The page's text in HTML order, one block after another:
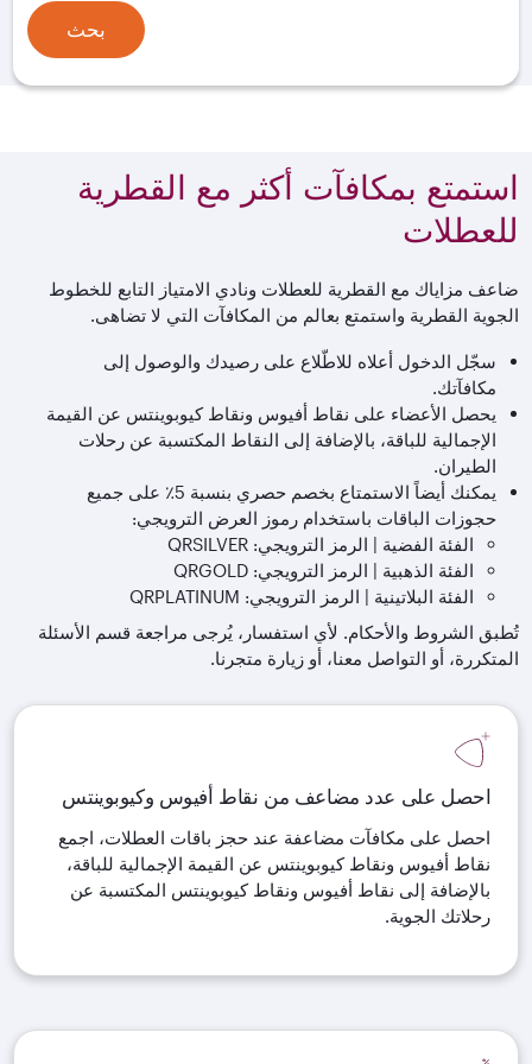
بحث
استمتع بمكافآت أكثر مع القطرية
للعطلات
ضاعف مزاياك مع القطرية للعطلات ونادي الامتياز التابع للخطوط
الجوية القطرية واستمتع بعالم من المكافآت التي لا تضاهى.
سجّل الدخول أعلاه للاطّلاع على رصيدك والوصول إلى
مكافآتك.
يحصل الأعضاء على نقاط أفيوس ونقاط كيوبوينتس عن القيمة
الإجمالية للباقة، بالإضافة إلى النقاط المكتسبة عن رحلات
الطيران.
يمكنك أيضاً الاستمتاع بخصم حصري بنسبة 5٪ على جميع
حجوزات الباقات باستخدام رموز العرض الترويجي:
الفئة الفضية | الرمز الترويجي: QRSILVER
الفئة الذهبية | الرمز الترويجي: QRGOLD
الفئة البلاتينية | الرمز الترويجي: QRPLATINUM
تُطبق الشروط والأحكام. لأي استفسار، يُرجى مراجعة قسم الأسئلة
المتكررة، أو التواصل معنا، أو زيارة متجرنا.
احصل على عدد مضاعف من نقاط أفيوس وكيوبوينتس
احصل على مكافآت مضاعفة عند حجز باقات العطلات، اجمع
نقاط أفيوس ونقاط كيوبوينتس عن القيمة الإجمالية للباقة،
بالإضافة إلى نقاط أفيوس ونقاط كيوبوينتس المكتسبة عن
رحلاتك الجوية.